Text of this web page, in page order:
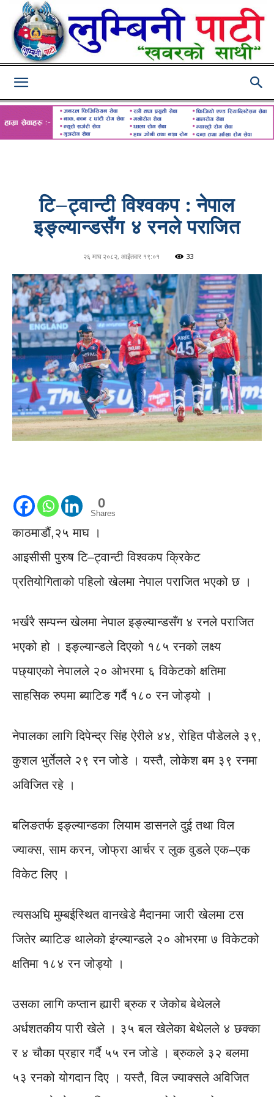
टि–ट्वान्टी विश्वकप : नेपाल
इङ्ल्यान्डसँग ४ रनले पराजित
२६ माघ २०८२, आईतवार १९:०१ 33
0
Shares
काठमाडौं,२५ माघ ।
आइसीसी पुरुष टि–ट्वान्टी विश्वकप क्रिकेट
प्रतियोगिताको पहिलो खेलमा नेपाल पराजित भएको छ ।
भर्खरै सम्पन्न खेलमा नेपाल इङ्ल्यान्डसँग ४ रनले पराजित
भएको हो । इङ्ल्यान्डले दिएको १८५ रनको लक्ष्य
पछ्याएको नेपालले २० ओभरमा ६ विकेटको क्षतिमा
साहसिक रुपमा ब्याटिङ गर्दै १८० रन जोड्यो ।
नेपालका लागि दिपेन्द्र सिंह ऐरीले ४४, रोहित पौडेलले ३९,
कुशल भुर्तेलले २९ रन जोडे । यस्तै, लोकेश बम ३९ रनमा
अविजित रहे ।
बलिङतर्फ इङ्ल्यान्डका लियाम डासनले दुई तथा विल
ज्याक्स, साम करन, जोफ्रा आर्चर र लुक वुडले एक–एक
विकेट लिए ।
त्यसअघि मुम्बईस्थित वानखेडे मैदानमा जारी खेलमा टस
जितेर ब्याटिङ थालेको इंग्ल्यान्डले २० ओभरमा ७ विकेटको
क्षतिमा १८४ रन जोड्यो ।
उसका लागि कप्तान ह्यारी ब्रुक र जेकोब बेथेलले
अर्धशतकीय पारी खेले । ३५ बल खेलेका बेथेलले ४ छक्का
र ४ चौका प्रहार गर्दै ५५ रन जोडे । ब्रुकले ३२ बलमा
५३ रनको योगदान दिए । यस्तै, विल ज्याक्सले अविजित